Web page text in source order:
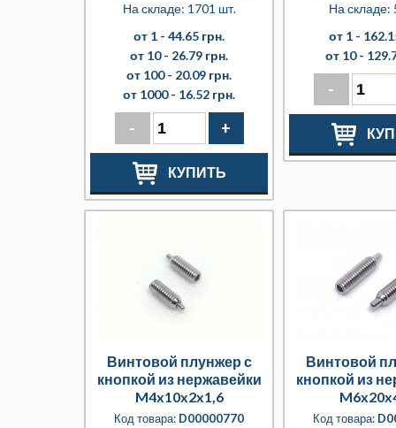
На складе: 1701 шт.
от 1 - 44.65 грн.
от 10 - 26.79 грн.
от 100 - 20.09 грн.
от 1000 - 16.52 грн.
- +
КУПИТЬ
На складе:
от 1 -
от 10 -
-
Винтовой плунжер с
кнопкой из нержавейки
M4x10x2x1,6
Код товара: D00000770
Винтовой
кнопкой из
Код товара: